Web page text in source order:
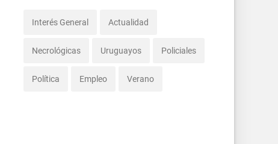
Interés General Actualidad
Necrológicas Uruguayos Policiales
Política Empleo Verano